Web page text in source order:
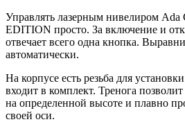
Управлять лазерным нивелиром
EDITION просто. За включение и
отвечает всего одна кнопка.
автоматически.
На корпусе есть резьба для
входит в комплект. Тренога
на определенной высоте и плавно
своей оси.